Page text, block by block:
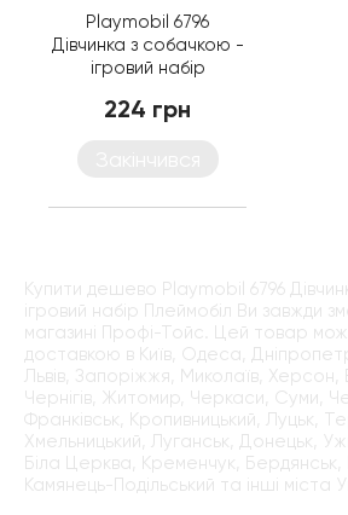
Playmobil 6796
Дівчинка з собачкою -
ігровий набір
224 грн
Купити дешево Playmobil 6796
ігровий набір Плеймобіл Ви завжди
магазині Профі-Тойс. Цей товар
доставкою в Київ, Одеса,
Львів, Запоріжжя, Миколаїв, Херсон,
Чернігів, Житомир, Черкаси, Суми,
Франківськ, Кропивницький, Луцьк,
Хмельницький, Луганськ, Донецьк,
Біла Церква, Кременчук, Бердянськ,
Камянець-Подільський та інші міста